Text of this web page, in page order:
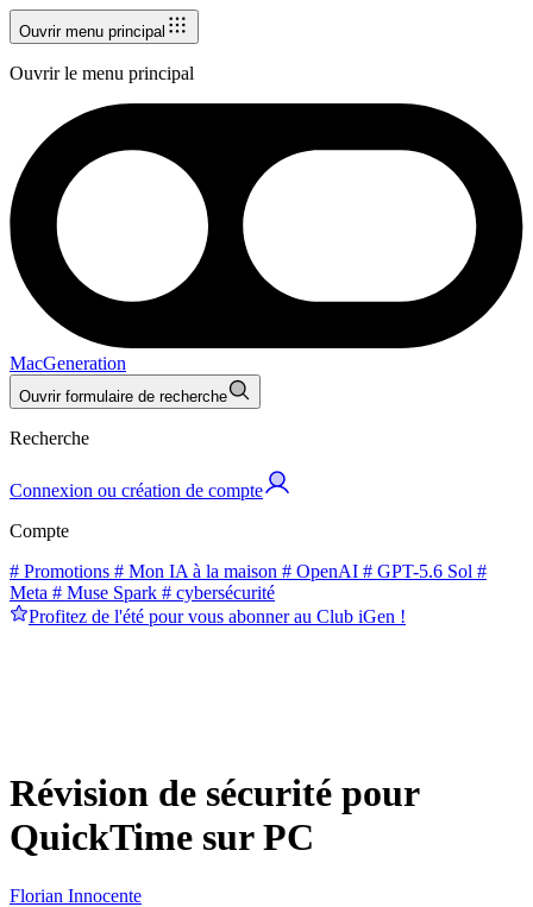
Ouvrir menu principal
Ouvrir le menu principal
MacGeneration
Ouvrir formulaire de recherche
Recherche
Connexion ou création de compte
Compte
# Promotions # Mon IA à la maison # OpenAI # GPT-5.6 Sol #
Meta # Muse Spark # cybersécurité
Profitez de l'été pour vous abonner au Club iGen !
Révision de sécurité pour
QuickTime sur PC
Florian Innocente